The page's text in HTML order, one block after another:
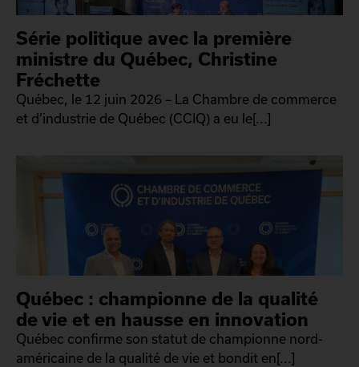
Série politique avec la première
ministre du Québec, Christine
Fréchette
Québec, le 12 juin 2026 – La Chambre de commerce
et d’industrie de Québec (CCIQ) a eu le[...]
Québec : championne de la qualité
de vie et en hausse en innovation
Québec confirme son statut de championne nord-
américaine de la qualité de vie et bondit en[...]